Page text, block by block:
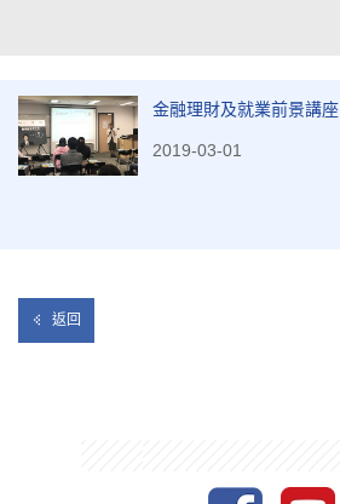
金融理財及就業前景講座
2019-03-01
返回